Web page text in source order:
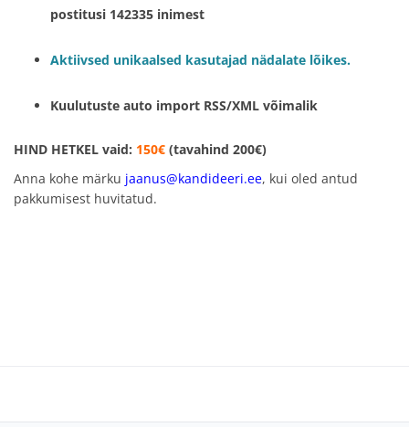
postitusi 142335 inimest
Aktiivsed unikaalsed kasutajad nädalate lõikes.
Kuulutuste auto import RSS/XML võimalik
HIND HETKEL vaid: 150€ (tavahind 200€)
Anna kohe märku jaanus@kandideeri.ee, kui oled antud
pakkumisest huvitatud.